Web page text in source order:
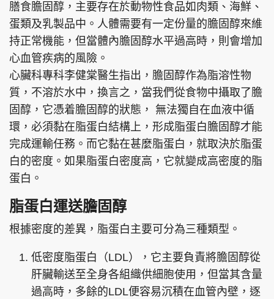
膳食膽固醇，主要存在於動物性食品如肉類、海鮮、
蛋類及乳製品中。人體需要有一定份量的膽固醇來維
持正常機能，但當體內膽固醇水平過高時，則會增加
心血管疾病的風險。
心臟科專科李健棠醫生指出，膽固醇作為脂溶性物
質，不溶於水中，換言之，當我們從食物中攝取了膽
固醇，它憑着膽固醇的狀態， 無法獨自在血液中循
環，必須黏在脂蛋白結構上，形成脂蛋白膽固醇才能
完成運輸任務。而它黏在甚麼脂蛋白，就取決於脂蛋
白的密度。如果脂蛋白密度高，它就變成高密度的脂
蛋白。
脂蛋白運送膽固醇
根據密度的差異，脂蛋白主要可分為三種類型。
低密度脂蛋白（LDL），它主要負責將膽固醇從
肝臟輸送至全身各組織供細胞使用，但當其含量
過高時，多餘的LDL便容易沉積在血管內壁，逐